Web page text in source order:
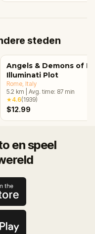
steden
Angels & Demons of
Illuminati Plot
Rome , Italy
5.2 km Avg. time: 87 min
★4.6(1939)
$12.99
en speel